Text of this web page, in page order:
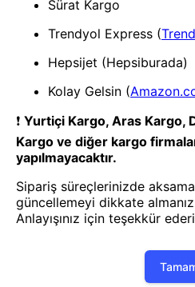
Galaxy Metal Çerçeve Mdf
Kadran Duvar Saati 50 Cm /
Galaxy Metal Duvar Saati 70 Cm